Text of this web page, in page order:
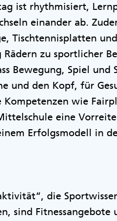
ist rhythmisiert,
einander ab.
Tischtennisplatten
Rädern zu sportlicher
Bewegung, Spiel
und den Kopf, für
Kompetenzen wie
eine
Erfolgsmodell in
die
sind Fitnessangebote